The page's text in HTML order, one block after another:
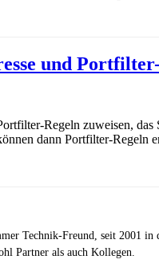
und
Regeln zuweisen,
dann Portfilter-
Technik-Freund, seit 2001
Partner als auch Kollegen.